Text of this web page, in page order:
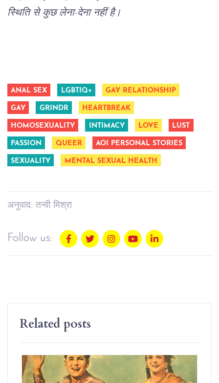
स्थिति से कुछ लेना-देना नहीं है।
ANAL SEX LGBTIQ+ GAY RELATIONSHIP
GAY GRINDR HEARTBREAK
HOMOSEXUALITY INTIMACY LOVE LUST
PASSION QUEER AOI PERSONAL STORIES
SEXUALITY MENTAL SEXUAL HEALTH
अनुवाद: तन्वी मिश्रा
Follow us:
Related posts